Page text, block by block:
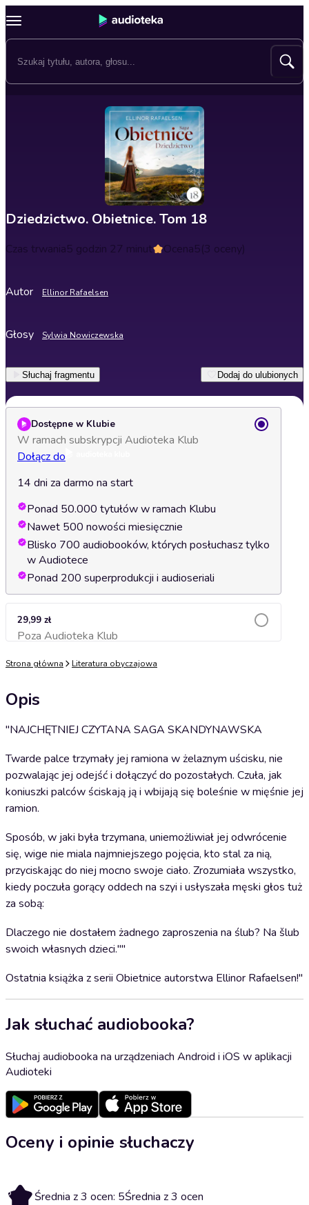
Dziedzictwo. Obietnice. Tom 18
Czas trwania5 godzin 27 minut Ocena5(3 oceny)
Autor Ellinor Rafaelsen
Głosy Sylwia Nowiczewska
Słuchaj fragmentu Dodaj do ulubionych
Dostępne w Klubie
W ramach subskrypcji Audioteka Klub
Dołącz do
14 dni za darmo na start
Ponad 50.000 tytułów w ramach Klubu
Nawet 500 nowości miesięcznie
Blisko 700 audiobooków, których posłuchasz tylko
w Audiotece
Ponad 200 superprodukcji i audioseriali
29,99 zł
Poza Audioteka KlubDodaj do koszyka
Strona główna Literatura obyczajowa
Opis
"NAJCHĘTNIEJ CZYTANA SAGA SKANDYNAWSKA
Twarde palce trzymały jej ramiona w żelaznym uścisku, nie
pozwalając jej odejść i dołączyć do pozostałych. Czuła, jak
koniuszki palców ściskają ją i wbijają się boleśnie w mięśnie jej
ramion.
Sposób, w jaki była trzymana, uniemożliwiał jej odwrócenie
się, wige nie miala najmniejszego pojęcia, kto stal za nią,
przyciskając do niej mocno swoje ciało. Zrozumiała wszystko,
kiedy poczuła gorący oddech na szyi i usłyszała męski głos tuż
za sobą:
Dlaczego nie dostałem żadnego zaproszenia na ślub? Na šlub
swoich własnych dzieci.""
Ostatnia książka z serii Obietnice autorstwa Ellinor Rafaelsen!"
Jak słuchać audiobooka?
Słuchaj audiobooka na urządzeniach Android i iOS w aplikacji
Audioteki
Oceny i opinie słuchaczy
5 Średnia z 3 ocen: 5Średnia z 3 ocen